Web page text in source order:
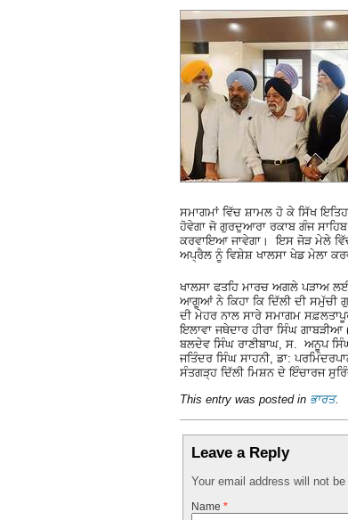
ਸਮਾਗਮਾਂ ਵਿੱਚ ਸ਼ਾਮਲ ਹੋ ਕੇ ਸਿੱਖ
ਹੋਵੇਗਾ ਜੋ ਗੁਰਦੁਆਰਾ ਰਕਾਬ ਗੰਜ
ਕਰਵਾਇਆ ਜਾਵੇਗਾ। ਇਸ ਜੋੜ ਮੇਲੇ ਵਿੱਚ
ਅਪ੍ਰੈਲ ਨੂੰ ਵਿਸ਼ੇਸ਼ ਖਾਲਸਾ ਖੇਡ ਮੇਲਾ
ਖਾਲਸਾ ਫਤਹਿ ਮਾਰਚ ਅਗਲੇ ਪੜਾਅ
ਆਗੂਆਂ ਨੇ ਕਿਹਾ ਕਿ ਦਿੱਲੀ ਦੀ
ਦੀ ਮੇਹਰ ਨਾਲ ਸਾਰੇ ਸਮਾਗਮ
ਇਲਾਵਾ ਜਥੇਦਾਰ ਹੀਰਾ ਸਿੰਘ
ਬਲਦੇਵ ਸਿੰਘ ਰਾਣੀਬਾਘ, ਸ. ਅਨੂਪ
ਜਤਿੰਦਰ ਸਿੰਘ ਸਾਹਨੀ, ਡਾ:
ਸੰਤਗੜ੍ਹ ਦਿੱਲੀ ਮਿਸ਼ਨ ਦੇ ਇੰਚਾਰਜ
This entry was posted in ਭਾਰਤ.
Leave a Reply
Your email address will not
Name *